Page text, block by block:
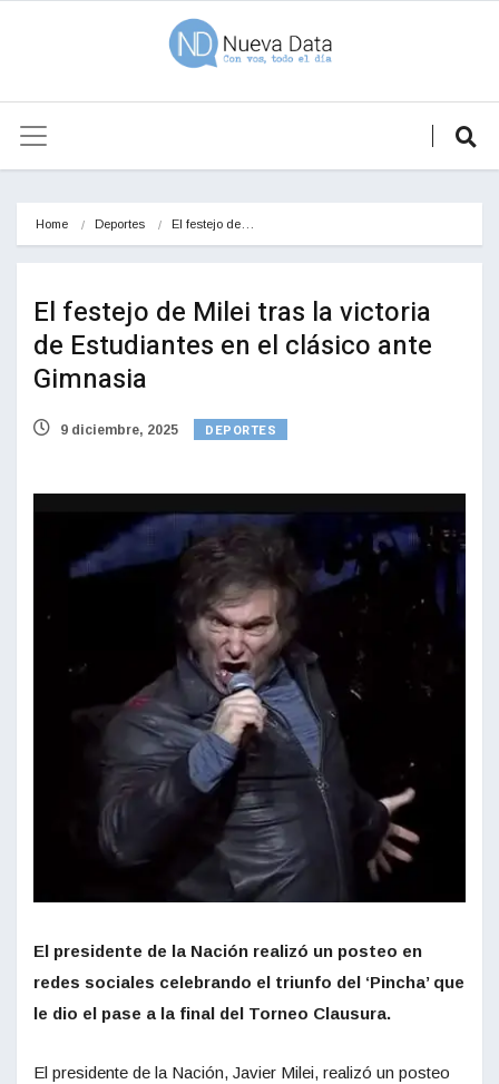
Home Deportes El festejo de…
El festejo de Milei tras la victoria
de Estudiantes en el clásico ante
Gimnasia
9 diciembre, 2025 DEPORTES
El presidente de la Nación realizó un posteo en
redes sociales celebrando el triunfo del ‘Pincha’ que
le dio el pase a la final del Torneo Clausura.
El presidente de la Nación, Javier Milei, realizó un posteo